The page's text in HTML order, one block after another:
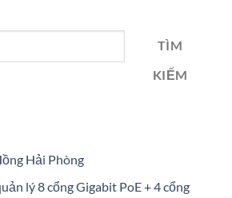
TÌM
KIẾM
Hải Phòng
lý 8 cổng Gigabit PoE + 4 cổng